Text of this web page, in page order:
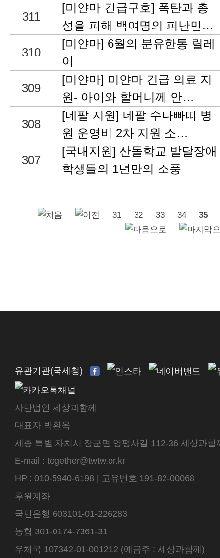
311
[미얀마 긴급구호] 폭탄과 총
성을 피해 백여명의 피난민…
310
[미얀마] 6월의 분유한통 릴레
이
309
[미얀마] 미얀마 긴급 의료 지
원- 아이와 할머니께 안…
308
[네팔 지원] 네팔 수나빠띠 병
원 운영비 2차 지원 소…
307
[국내지원] 산돌학교 발달장애
학생들의 1년만의 소풍
31 32 33 34 35
유관기관(국세청)
사단법인 세상과함께
대표자 박환옥
세종 특별 자치시 장군면 영평사길 112-36 세상과
E-mail : together@twtw.or.kr
HP : 010-5940-6198 | 고유번호 191-82-00068
후원계좌
국민은행 603101-01-226283
농협 301-0174-7361-31
우체국 107342-01-001212 (예금주 : 세상과함께)